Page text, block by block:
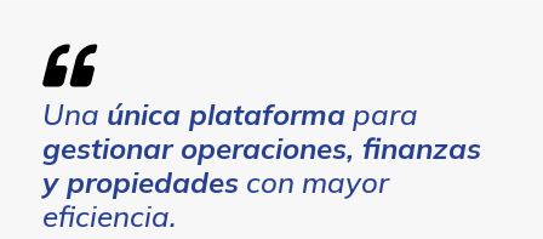
Una única plataforma para
gestionar operaciones, finanzas
y propiedades con mayor
eficiencia.